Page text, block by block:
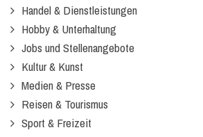
Handel & Dienstleistungen
Hobby & Unterhaltung
Jobs und Stellenangebote
Kultur & Kunst
Medien & Presse
Reisen & Tourismus
Sport & Freizeit